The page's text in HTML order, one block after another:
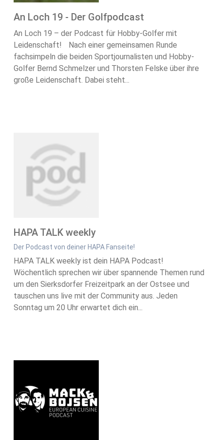
An Loch 19 - Der Golfpodcast
An Loch 19 – der Podcast für Hobby-Golfer mit
Leidenschaft! Nach einer gemeinsamen Runde
fachsimpeln die beiden Sportjournalisten und Hobby-
Golfer Bernd Schmelzer und Thorsten Felske über ihre
große Leidenschaft. Dabei steht...
HAPA TALK weekly
Der Podcast von deiner HAPA Fanseite!
HAPA TALK weekly ist dein HAPA Podcast!
Wöchentlich sprechen wir über spannende Themen rund
um den Sierksdorfer Freizeitpark an der Ostsee und
tauschen uns live mit der Community aus. Jeden
Sonntag um 20 Uhr erwartet dich ein...